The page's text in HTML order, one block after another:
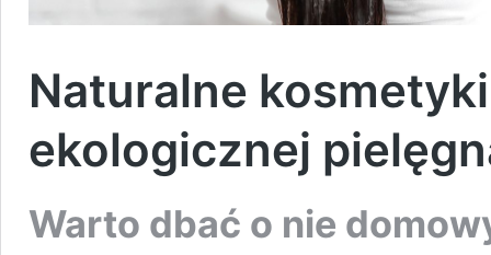
Naturalne
ekologicznej
Warto dbać o nie